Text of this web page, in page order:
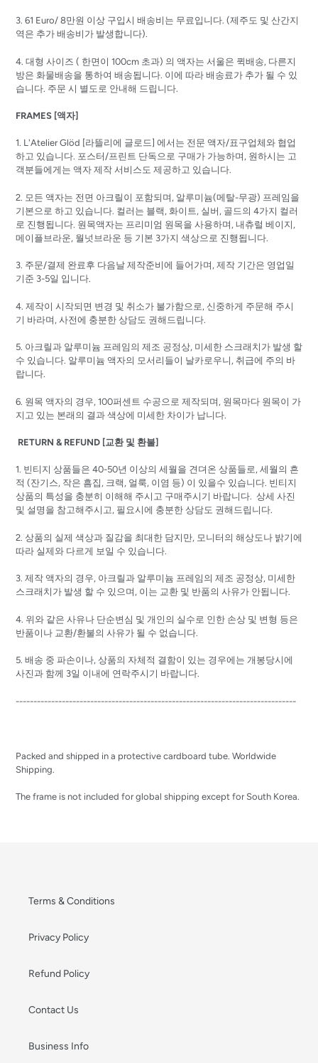
3. 61 Euro/ 8만원 이상 구입시 배송비는 무료입니다. (제주도 및 산간지
역은 추가 배송비가 발생합니다).
4. 대형 사이즈 ( 한면이 100cm 초과) 의 액자는 서울은 퀵배송, 다른지
방은 화물배송을 통하여 배송됩니다. 이에 따라 배송료가 추가 될 수 있
습니다. 주문 시 별도로 안내해 드립니다.
FRAMES [액자]
1. L'Atelier Glöd [라뜰리에 글로드] 에서는 전문 액자/표구업체와 협업
하고 있습니다. 포스터/프린트 단독으로 구매가 가능하며, 원하시는 고
객분들에게는 액자 제작 서비스도 제공하고 있습니다.
2. 모든 액자는 전면 아크릴이 포함되며, 알루미늄(메탈-무광) 프레임을
기본으로 하고 있습니다. 컬러는 블랙, 화이트, 실버, 골드의 4가지 컬러
로 진행됩니다. 원목액자는 프리미엄 원목을 사용하며, 내츄럴 베이지,
메이플브라운, 월넛브라운 등 기본 3가지 색상으로 진행됩니다.
3. 주문/결제 완료후 다음날 제작준비에 들어가며, 제작 기간은 영업일
기준 3-5일 입니다.
4. 제작이 시작되면 변경 및 취소가 불가함으로, 신중하게 주문해 주시
기 바라며, 사전에 충분한 상담도 권해드립니다.
5. 아크릴과 알루미늄 프레임의 제조 공정상, 미세한 스크래치가 발생 할
수 있습니다. 알루미늄 액자의 모서리들이 날카로우니, 취급에 주의 바
랍니다.
6. 원목 액자의 경우, 100퍼센트 수공으로 제작되며, 원목마다 원목이 가
지고 있는 본래의 결과 색상에 미세한 차이가 납니다.
RETURN & REFUND [교환 및 환불]
1. 빈티지 상품들은 40-50년 이상의 세월을 견뎌온 상품들로, 세월의 흔
적 (잔기스, 작은 흠집, 크랙, 얼룩, 이염 등) 이 있을수 있습니다. 빈티지
상품의 특성을 충분히 이해해 주시고 구매주시기 바랍니다. 상세 사진
및 설명을 참고해주시고, 필요시에 충분한 상담도 권해드립니다.
2. 상품의 실제 색상과 질감을 최대한 담지만, 모니터의 해상도나 밝기에
따라 실제와 다르게 보일 수 있습니다.
3. 제작 액자의 경우, 아크릴과 알루미늄 프레임의 제조 공정상, 미세한
스크래치가 발생 할 수 있으며, 이는 교환 및 반품의 사유가 안됩니다.
4. 위와 같은 사유나 단순변심 및 개인의 실수로 인한 손상 및 변형 등은
반품이나 교환/환불의 사유가 될 수 없습니다.
5. 배송 중 파손이나, 상품의 자체적 결함이 있는 경우에는 개봉당시에
사진과 함께 3일 이내에 연락주시기 바랍니다.
-------------------------------------------------------------------------------
Packed and shipped in a protective cardboard tube. Worldwide
Shipping.
The frame is not included for global shipping except for South Korea.
Terms & Conditions
Privacy Policy
Refund Policy
Contact Us
Business Info